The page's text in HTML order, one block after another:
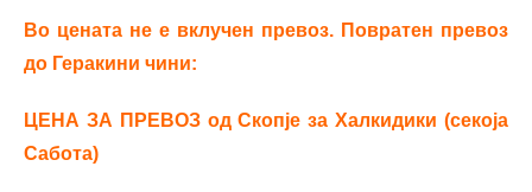
Во цената не е вклучен превоз. Повратен превоз
до Геракини чини:
ЦЕНА ЗА ПРЕВОЗ од Скопје за Халкидики (секоја
Сабота)